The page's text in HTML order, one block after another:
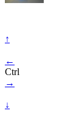
↑
←
Ctrl
→
↓